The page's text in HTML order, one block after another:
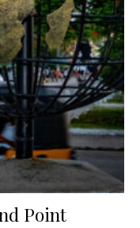
Point